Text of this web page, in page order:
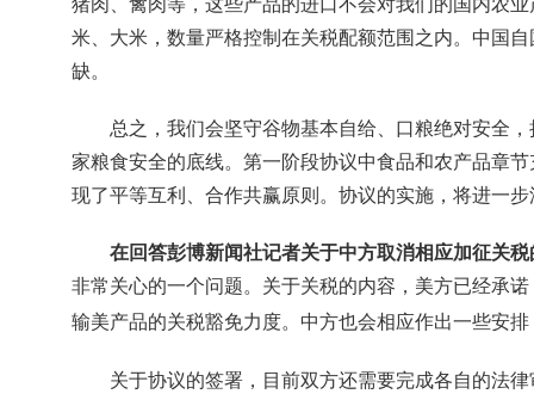
猪肉、禽肉等，这些产品的进口不会对我们的国内农
米、大米，数量严格控制在关税配额范围之内。中国
缺。
总之，我们会坚守谷物基本自给、口粮绝对安全
家粮食安全的底线。第一阶段协议中食品和农产品章
现了平等互利、合作共赢原则。协议的实施，将进一
在回答彭博新闻社记者关于中方取消相应加征关
非常关心的一个问题。关于关税的内容，美方已经承
输美产品的关税豁免力度。中方也会相应作出一些安
关于协议的签署，目前双方还需要完成各自的法